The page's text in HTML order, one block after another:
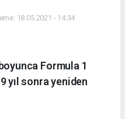
18.05.2021 - 14:34
Formula 1
yıl sonra yeniden